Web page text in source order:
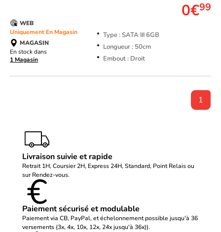
0€99
Type : SATA III 6GB
Longueur : 50cm
Embout : Droit
WEB
Uniquement En Magasin
MAGASIN
En stock dans
1 Magasin
1
Livraison suivie et rapide
Retrait 1H, Coursier 2H, Express 24H, Standard, Point Relais ou
sur Rendez-vous.
Paiement sécurisé et modulable
Paiement via CB, PayPal, et échelonnement possible jusqu'à 36
versements (3x, 4x, 10x, 12x, 24x jusqu'à 36x)).